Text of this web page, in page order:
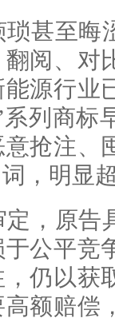
甚至晦
阅、对
源行业
列商标
抢注、
，明显
，原告
公平竞
仍以获
额赔偿